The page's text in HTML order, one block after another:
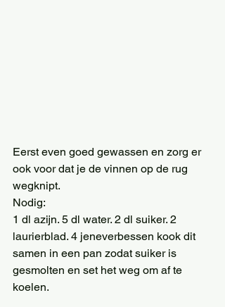
Eerst even goed gewassen en zorg er
ook voor dat je de vinnen op de rug
wegknipt.
Nodig:
1 dl azijn. 5 dl water. 2 dl suiker. 2
laurierblad. 4 jeneverbessen kook dit
samen in een pan zodat suiker is
gesmolten en set het weg om af te
koelen.